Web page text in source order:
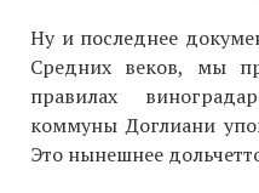
Ну и последнее
Средних веков, мы
правилах
коммуны Доглиани
Это нынешнее